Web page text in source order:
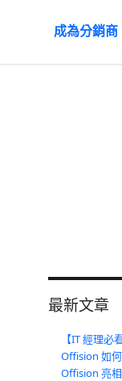
成為分銷商
最新文章
【IT 經理
Offision 如
Offision 亮